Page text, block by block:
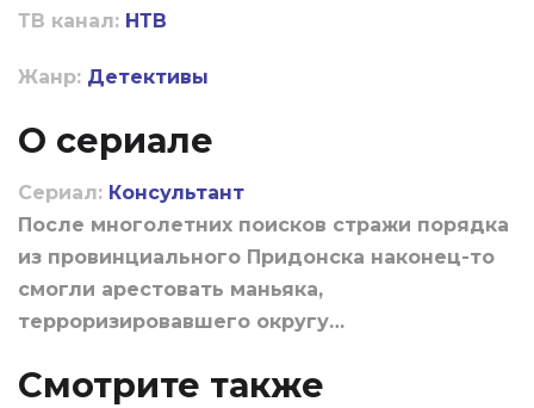
ТВ канал: НТВ
Жанр: Детективы
О сериале
Сериал: Консультант
После многолетних поисков стражи порядка
из провинциального Придонска наконец-то
смогли арестовать маньяка,
терроризировавшего округу…
Смотрите также